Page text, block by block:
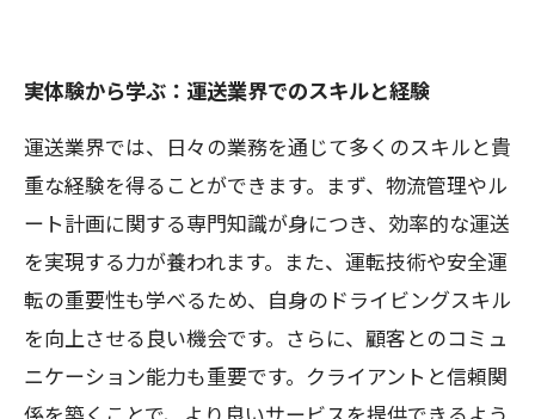
実体験から学ぶ：運送業界でのスキルと経験
運送業界では、日々の業務を通じて多くのスキルと貴
重な経験を得ることができます。まず、物流管理やル
ート計画に関する専門知識が身につき、効率的な運送
を実現する力が養われます。また、運転技術や安全運
転の重要性も学べるため、自身のドライビングスキル
を向上させる良い機会です。さらに、顧客とのコミュ
ニケーション能力も重要です。クライアントと信頼関